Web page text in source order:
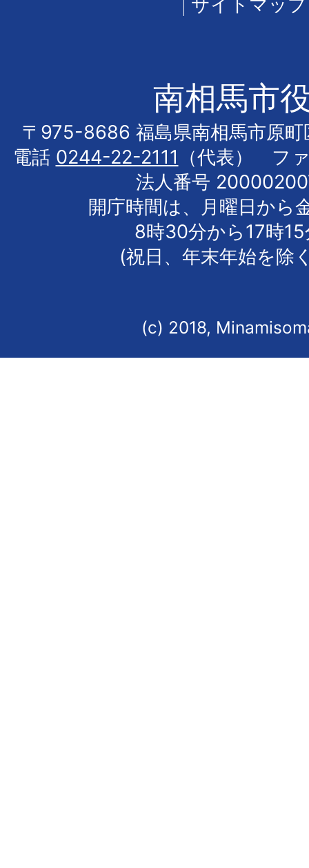
サイトマップ
南相馬市
〒975-8686 福島県南相馬市原町
電話 0244-22-2111
（代表） フ
法人番号
開庁時間は、月曜日から
8時30分から17時
(祝日、年末年始を除
(c) 2018,